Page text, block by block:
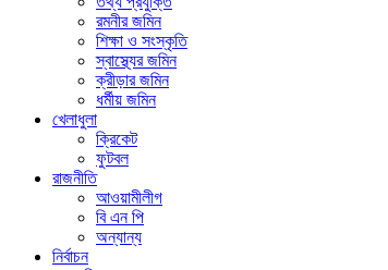
রমনীর জমিন
শিক্ষা ও সংস্কৃতি
স্বাস্থ্যের জমিন
ক্রীড়ার জমিন
ধর্মীয় জমিন
খেলাধুলা
ক্রিকেট
ফুটবল
রাজনীতি
আওয়ামীলীগ
বি এন পি
অন্যান্য
নির্বাচন